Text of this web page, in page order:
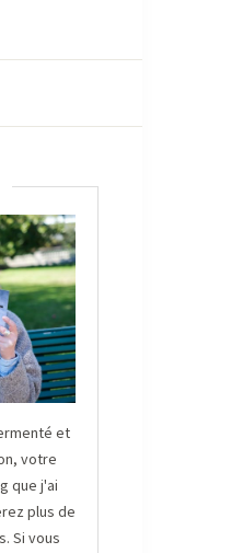
et
votre
que j'ai
plus de
Si vous